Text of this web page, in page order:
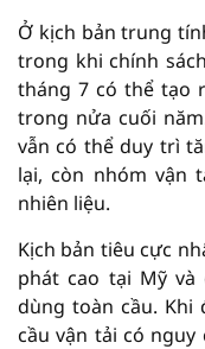
Ở kịch bản trung
trong khi chính
tháng 7 có thể tạo
trong nửa cuối
vẫn có thể duy trì
lại, còn nhóm vận
nhiên liệu.
Kịch bản tiêu cực
phát cao tại Mỹ và
dùng toàn cầu. Khi
cầu vận tải có